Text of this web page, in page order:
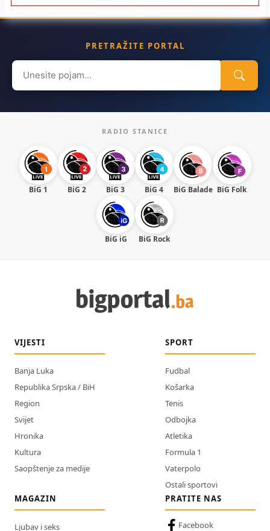
PRETRAŽITE PORTAL
Search
for:
RADIO STANICE
BiG 1 BiG 2 BiG 3 BiG 4 BiG Balade BiG Folk
BiG iG BiG Rock
VIJESTI
Banja Luka
Republika Srpska / BiH
Region
Svijet
Hronika
Kultura
Saopštenje za medije
SPORT
Fudbal
Košarka
Tenis
Odbojka
Atletika
Formula 1
Vaterpolo
Ostali sportovi
MAGAZIN
Ljubav i seks
PRATITE NAS
Facebook